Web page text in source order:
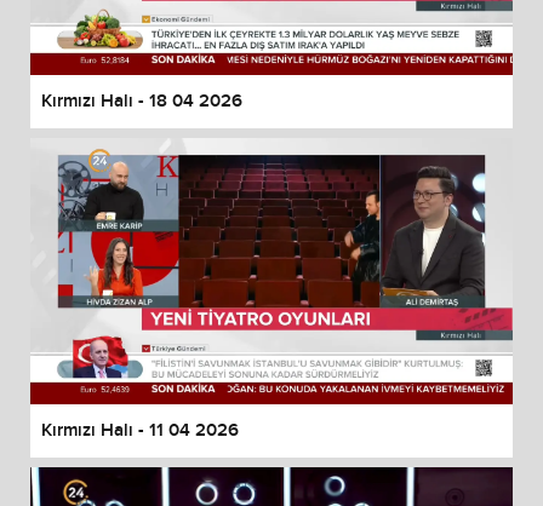
Kırmızı Halı - 18 04 2026
Kırmızı Halı - 11 04 2026